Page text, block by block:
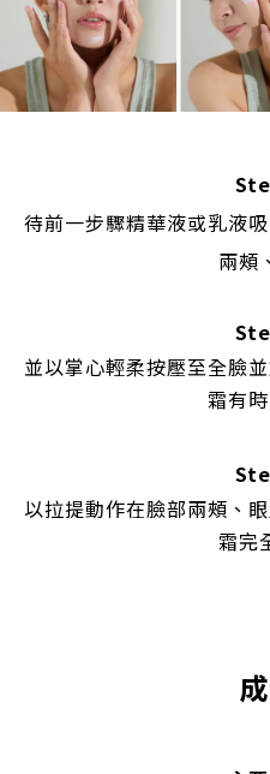
待前一步驟精華液或乳液
兩頰
並以掌心輕柔按壓至全臉
霜有
以拉提動作在臉部兩頰、
霜完